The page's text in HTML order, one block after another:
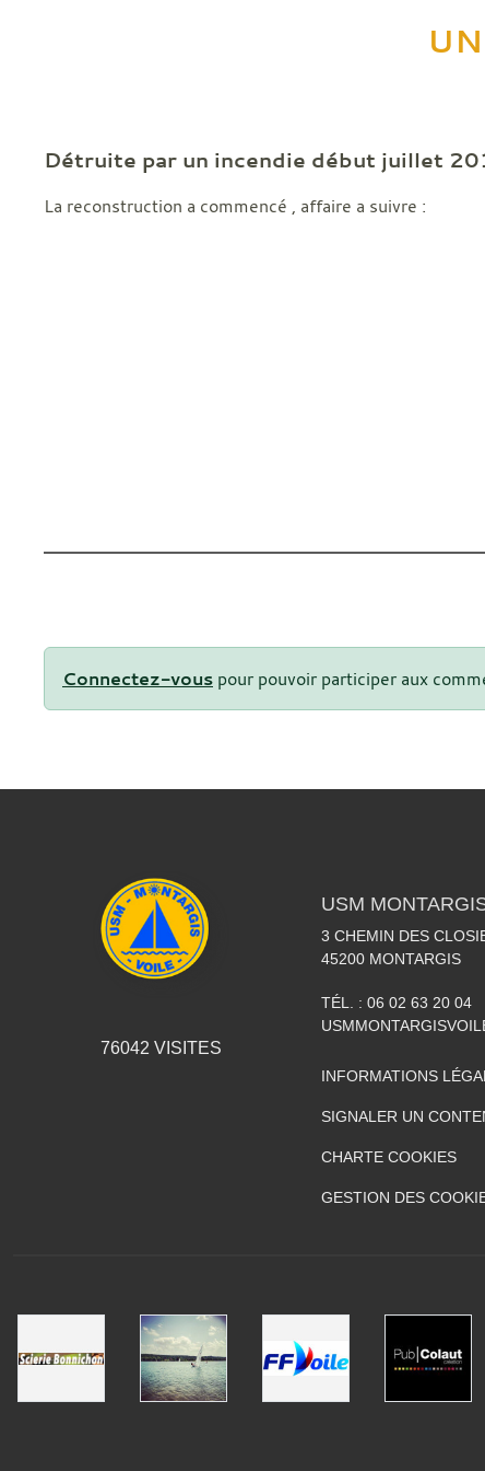
Détruite par un incendie début juillet
La reconstruction a commencé , affaire a suivre :
Connectez-vous pour pouvoir participer aux
76042 VISITES
USM
3 CHEMIN DES
45200 MONTARGIS
TÉL. : 06 02 63 20 04
INFORMATIONS
SIGNALER UN
CHARTE COOKIES
GESTION DES